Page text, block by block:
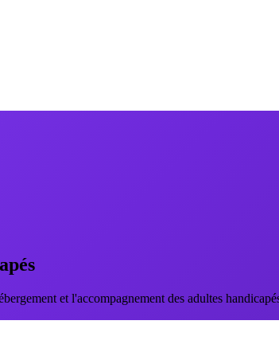
et l'accompagnement des adultes